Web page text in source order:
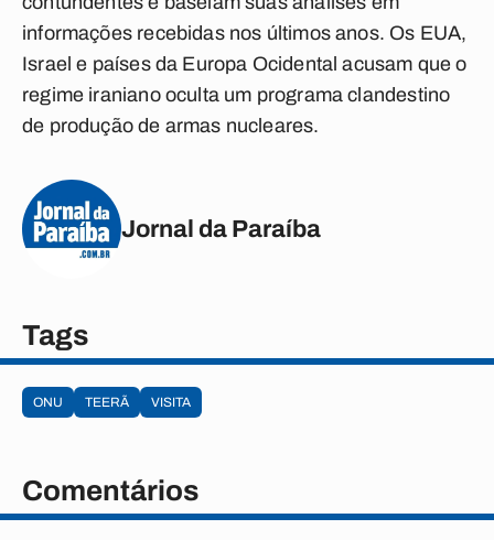
informações recebidas nos últimos anos. Os EUA,
Israel e países da Europa Ocidental acusam que o
regime iraniano oculta um programa clandestino
de produção de armas nucleares.
Jornal da Paraíba
Tags
ONU TEERÃ VISITA
Comentários